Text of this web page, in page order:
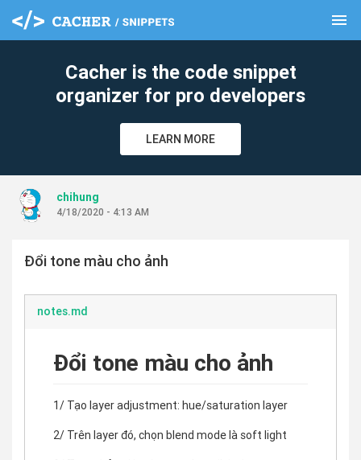
menu
Cacher is the code snippet
organizer for pro developers
LEARN MORE
chihung
4/18/2020 - 4:13 AM
Đổi tone màu cho ảnh
notes.md
Đổi tone màu cho ảnh
1/ Tạo layer adjustment: hue/saturation layer
2/ Trên layer đó, chọn blend mode là soft light
clear